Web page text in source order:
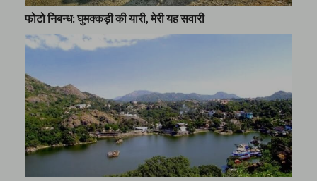
फोटो निबन्ध: घुमक्कड़ी की यारी, मेरी यह सवारी